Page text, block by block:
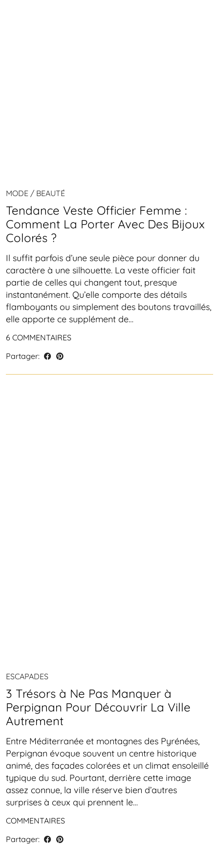
MODE / BEAUTÉ
Tendance Veste Officier Femme :
Comment La Porter Avec Des Bijoux
Colorés ?
Il suffit parfois d’une seule pièce pour donner du
caractère à une silhouette. La veste officier fait
partie de celles qui changent tout, presque
instantanément. Qu’elle comporte des détails
flamboyants ou simplement des boutons travaillés,
elle apporte ce supplément de…
6 COMMENTAIRES
Partager:
ESCAPADES
3 Trésors à Ne Pas Manquer à
Perpignan Pour Découvrir La Ville
Autrement
Entre Méditerranée et montagnes des Pyrénées,
Perpignan évoque souvent un centre historique
animé, des façades colorées et un climat ensoleillé
typique du sud. Pourtant, derrière cette image
assez connue, la ville réserve bien d’autres
surprises à ceux qui prennent le…
COMMENTAIRES
Partager: